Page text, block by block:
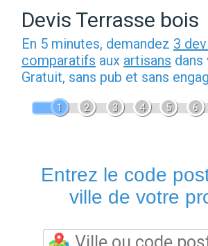
Devis Terrasse bois
En 5 minutes, demandez 3
comparatifs aux artisans
Gratuit, sans pub et sans
1 2 3 4 5 6
Entrez le code
ville de votre